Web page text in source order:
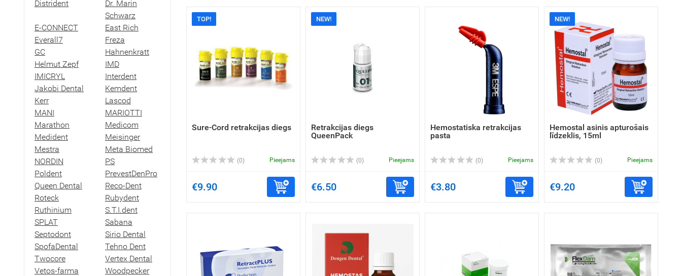
Distrident
Dr. Marin
Schwarz
E-CONNECT
East Rich
Everall7
Freza
GC
Hahnenkratt
Helmut Zepf
IMD
IMICRYL
Interdent
Jakobi Dental
Kemdent
Kerr
Lascod
MANI
MARIOTTI
Marathon
Medicom
Medident
Meisinger
Mestra
Meta Biomed
NORDIN
PS
Poldent
PrevestDenPro
Queen Dental
Reco-Dent
Roteck
Rubydent
Ruthinium
S.T.I.dent
SPLAT
Sabana
Septodont
Sirio Dental
SpofaDental
Tehno Dent
Twocore
Vertex Dental
Vetos-farma
Woodpecker
TOP!
Sure-Cord retrakcijas diegs
(0) Pieejams
€9.90
NEW!
Retrakcijas diegs
QueenPack
(0) Pieejams
€6.50
Hemostatiska retrakcijas
pasta
(0) Pieejams
€3.80
NEW!
Hemostal asinis apturošais
līdzeklis, 15ml
(0) Pieejams
€9.20